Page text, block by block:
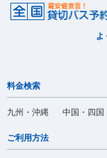
よ
料金検索
九州・沖縄 中国・四国
ご利用方法